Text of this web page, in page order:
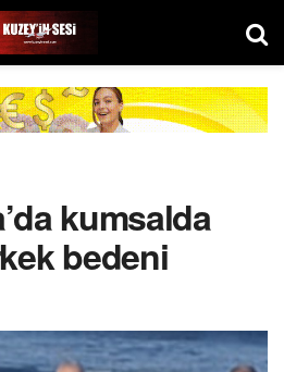
kumsalda
bedeni